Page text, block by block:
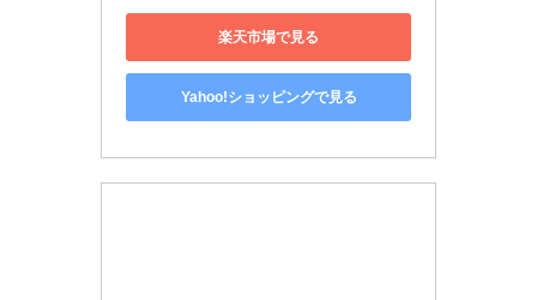
楽天市場で見る
Yahoo!ショッピングで見る